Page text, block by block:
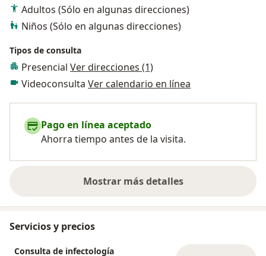
Adultos (Sólo en algunas direcciones)
Niños (Sólo en algunas direcciones)
Tipos de consulta
Presencial Ver direcciones (1)
Videoconsulta Ver calendario en línea
Pago en línea aceptado
Ahorra tiempo antes de la visita.
Mostrar más detalles
sobre la experiencia
Servicios y precios
Consulta de infectología